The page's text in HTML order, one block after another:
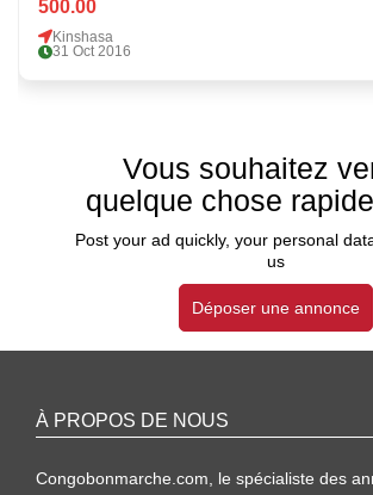
500.00
Kinshasa
31 Oct 2016
Vous souhaitez
quelque chose
Post your ad quickly, your personal
us
Déposer une annonce
À PROPOS DE NOUS
Congobonmarche.com, le spécialiste des